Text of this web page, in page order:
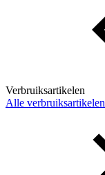
Verbruiksartikelen
Alle verbruiksartikelen